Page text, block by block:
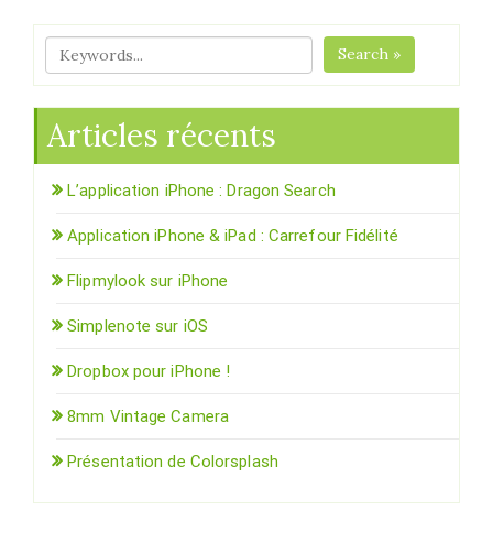
Search »
Articles récents
L’application iPhone : Dragon Search
Application iPhone & iPad : Carrefour Fidélité
Flipmylook sur iPhone
Simplenote sur iOS
Dropbox pour iPhone !
8mm Vintage Camera
Présentation de Colorsplash